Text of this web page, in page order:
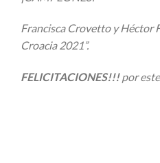
Francisca Crovetto y Héctor
Croacia 2021”.
FELICITACIONES!!!por